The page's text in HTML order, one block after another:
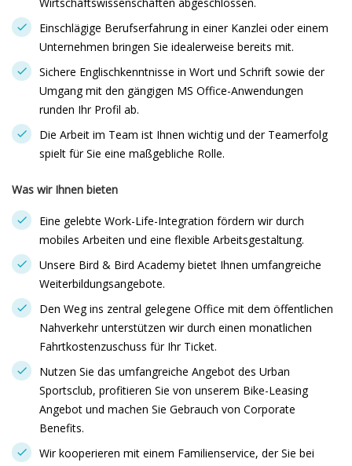
Einschlägige Berufserfahrung in einer Kanzlei oder einem
Unternehmen bringen Sie idealerweise bereits mit.
Sichere Englischkenntnisse in Wort und Schrift sowie der
Umgang mit den gängigen MS Office-Anwendungen
runden Ihr Profil ab.
Die Arbeit im Team ist Ihnen wichtig und der Teamerfolg
spielt für Sie eine maßgebliche Rolle.
Was wir Ihnen bieten
Eine gelebte Work-Life-Integration fördern wir durch
mobiles Arbeiten und eine flexible Arbeitsgestaltung.
Unsere Bird & Bird Academy bietet Ihnen umfangreiche
Weiterbildungsangebote.
Den Weg ins zentral gelegene Office mit dem öffentlichen
Nahverkehr unterstützen wir durch einen monatlichen
Fahrtkostenzuschuss für Ihr Ticket.
Nutzen Sie das umfangreiche Angebot des Urban
Sportsclub, profitieren Sie von unserem Bike-Leasing
Angebot und machen Sie Gebrauch von Corporate
Benefits.
Wir kooperieren mit einem Familienservice, der Sie bei